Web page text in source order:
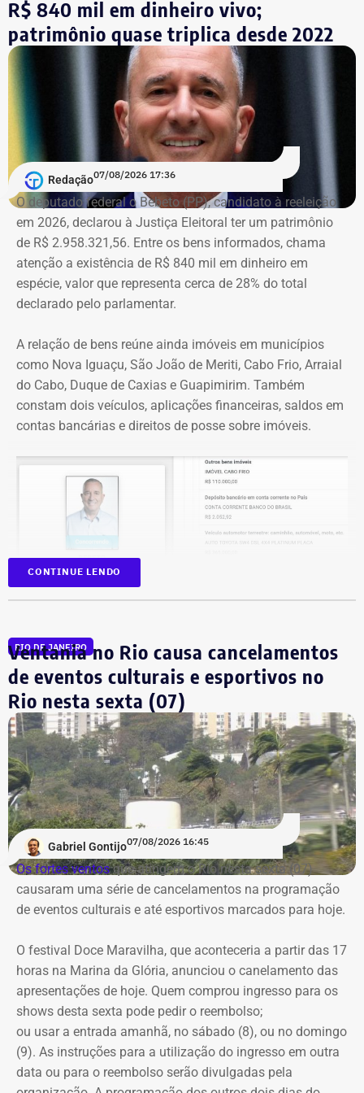
Lyra Reis, aléga que a gestão Crivella usou perfis oficiais
da prefeitura em redes sociais, no Diário Oficial do
Município e em outros canais institucionais para divulgar
conteúdos que, segundo ação, iam além da informação
do poder público e promoviam pessoalmente o então
prefeito e integrantes do governo.
A acusação afirma que esses canais passaram a
apresentar Crivella como responsável direto por obras,
serviços e programas públicos. Um exemplo disso,
segundo a Ação Popular, foram as publicações em que
Crivella aparece anunciando entregas de obras e
reformas de praças, além de mensagens em primeira
pessoa, como: “Estamos aqui recuperando os aparelhos
da praça”.
*Com informações do g1
R$ 840 mil em dinheiro vivo;
patrimônio quase triplica desde 2022
Redação07/08/2026 17:36
O deputado federal o Bebeto (PP), candidato à reeleição
em 2026, declarou à Justiça Eleitoral ter um patrimônio
de R$ 2.958.321,56. Entre os bens informados, chama
atenção a existência de R$ 840 mil em dinheiro em
espécie, valor que representa cerca de 28% do total
declarado pelo parlamentar.
A relação de bens reúne ainda imóveis em municípios
como Nova Iguaçu, São João de Meriti, Cabo Frio, Arraial
do Cabo, Duque de Caxias e Guapimirim. Também
constam dois veículos, aplicações financeiras, saldos em
contas bancárias e direitos de posse sobre imóveis.
Na disputa de 2022, quando foi eleito para a Câmara dos
Deputados, o parlamentar havia informado R$
1.065.439,98 em bens. Na época, mantinha R$ 50 mil em
dinheiro vivo.
Em quatro anos, o patrimônio de Bebeto cresceu R$
1.892.881,58, alta de 177,7%. Já o valor mantido em
espécie saltou de R$ 50 mil para R$ 840 mil, aumento de
R$ 790 mil, ou 1.580%.
A relação de bens foi informada pelo próprio candidato à
Justiça Eleitoral durante o registro da candidatura. As
qualquer eleitor no sistema DivulgaCand, do Tribunal
Superior Eleitoral (TSE).
CONTINUE LENDO
RIO DE JANEIRO
Ventania no Rio causa cancelamentos
de eventos culturais e esportivos no
Rio nesta sexta (07)
Gabriel Gontijo07/08/2026 16:45
Os fortes ventosque atingem o Rio nesta sexta (07)
causaram uma série de cancelamentos na programação
de eventos culturais e até esportivos marcados para hoje.
O festival Doce Maravilha, que aconteceria a partir das 17
horas na Marina da Glória, anunciou o canelamento das
apresentações de hoje. Quem comprou ingresso para os
shows desta sexta pode pedir o reembolso;
ou usar a entrada amanhã, no sábado (8), ou no domingo
(9). As instruções para a utilização do ingresso em outra
data ou para o reembolso serão divulgadas pela